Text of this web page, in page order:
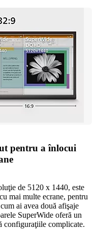
pentru a înlocui
de 5120 x 1440, este
mai multe ecrane, pentru
ai avea două afişaje
SuperWide oferă un
configuraţiile complicate.